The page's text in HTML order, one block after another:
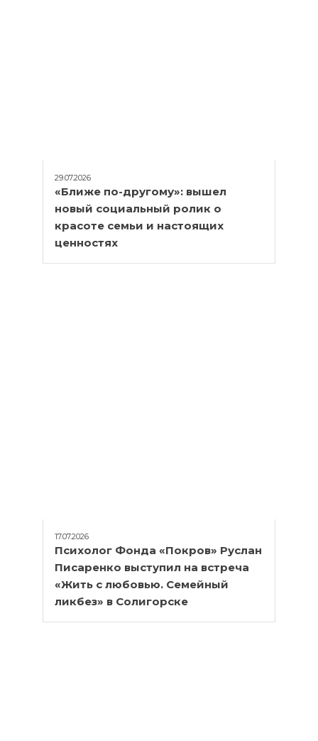
29.07.2026
«Ближе по-другому»: вышел
новый социальный ролик о
красоте семьи и настоящих
ценностях
17.07.2026
Психолог Фонда «Покров» Руслан
Писаренко выступил на встреча
«Жить с любовью. Семейный
ликбез» в Солигорске